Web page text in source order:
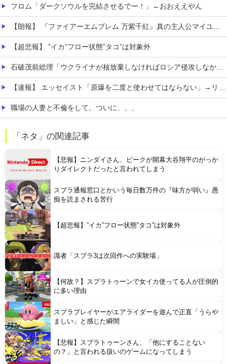
フロム「ダークソウルを完結させるでー！」←おおええやん
【朗報】 『ファイアーエムブレム 万紫千紅』真の主人公マイユニはキャラメイクが可能
【超悲報】 ”イカ”フロー状態”タコ”は対象外
石破茂前総理「ウクライナが核放棄しなければロシア侵攻しなかった」！
【速報】 エッセイスト「原爆を二度と使わせてはならない」→リプ「もちろん中国の核も非難する？」→即ブロック
職場の人妻と不倫をして、ついに、、、
Powered by livedoor 相互RSS
「ネタ」の関連記事
【悲報】ニンダイさん、ピークが開幕大谷翔平のがっか
りダイレクトだったと言われてしまう
スプラ通報窓口とかいう毎日数万件の『味方が弱い』愚
痴を読まされる苦行
【超悲報】”イカ”フロー状態”タコ”は対象外
識者「スプラ3は次回作への実験場」
【何故？】スプラトゥーンで女イカ使ってる人が圧倒的
に多い理由
スプラプレイヤーがエアライダーを遊んで正直「うらや
ましい」と感じた瞬間
【悲報】スプラトゥーンさん、「他にすることない
の？」と言われる扱いのゲームになってしまう